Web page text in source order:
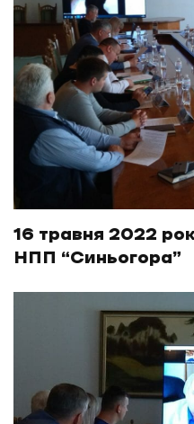
16 травня 2022
НПП “Синьогора”